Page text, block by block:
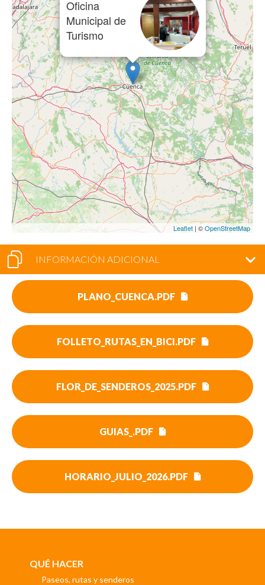
Oficina
Municipal de
Turismo
Leaflet | ©OpenStreetMap
INFORMACIÓN ADICIONAL
PLANO_CUENCA.PDF
FOLLETO_RUTAS_EN_BICI.PDF
FLOR_DE_SENDEROS_2025.PDF
GUIAS_.PDF
HORARIO_JULIO_2026.PDF
QUÉ HACER
Paseos, rutas y senderos